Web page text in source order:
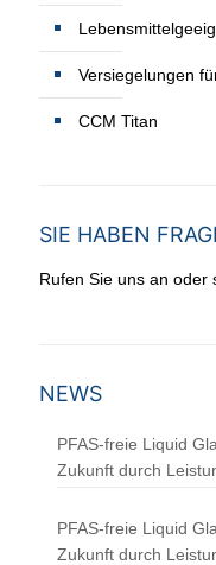
Versiegelungen
CCM Titan
SIE HABEN
Rufen Sie uns an oder
NEWS
PFAS-freie Liquid
Zukunft durch
PFAS-freie Liquid
Zukunft durch